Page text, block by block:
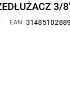
3/
EAN: